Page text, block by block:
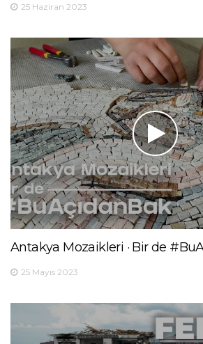
25 Haziran 2023
Antakya Mozaikleri · Bir de
25 Mayıs 2023